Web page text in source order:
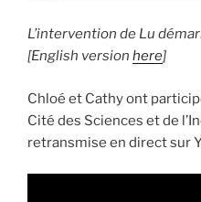
L’intervention de Lu
[English version here]
Chloé et Cathy ont
Cité des Sciences et de
retransmise en direct sur